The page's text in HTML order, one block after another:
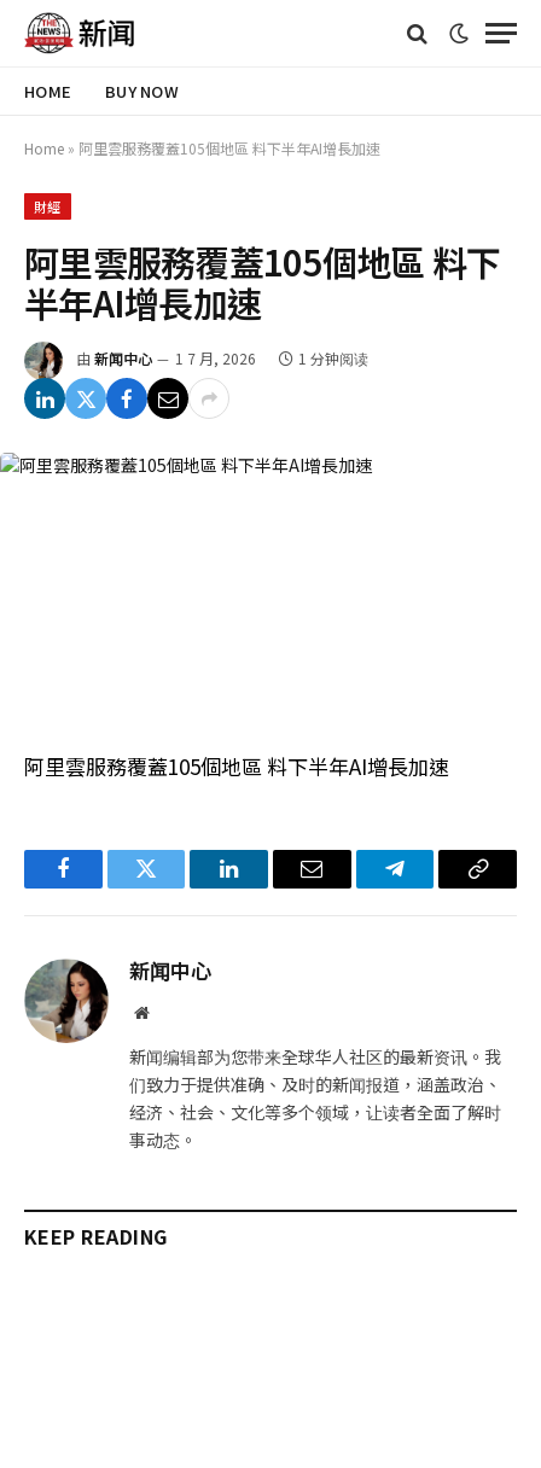
HOME BUY NOW
Home » 阿里雲服務覆蓋105個地區 料下半年AI增長加速
財經
阿里雲服務覆蓋105個地區 料下
半年AI增長加速
由 新闻中心 1 7 月, 2026 1 分钟阅读
阿里雲服務覆蓋105個地區 料下半年AI增長加速
FacebookTwitter LinkedIn电
Telegram复
新闻中心
网
新闻编辑部为您带来全球华人社区的最新资讯。我
们致力于提供准确、及时的新闻报道，涵盖政治、
经济、社会、文化等多个领域，让读者全面了解时
事动态。
KEEP READING